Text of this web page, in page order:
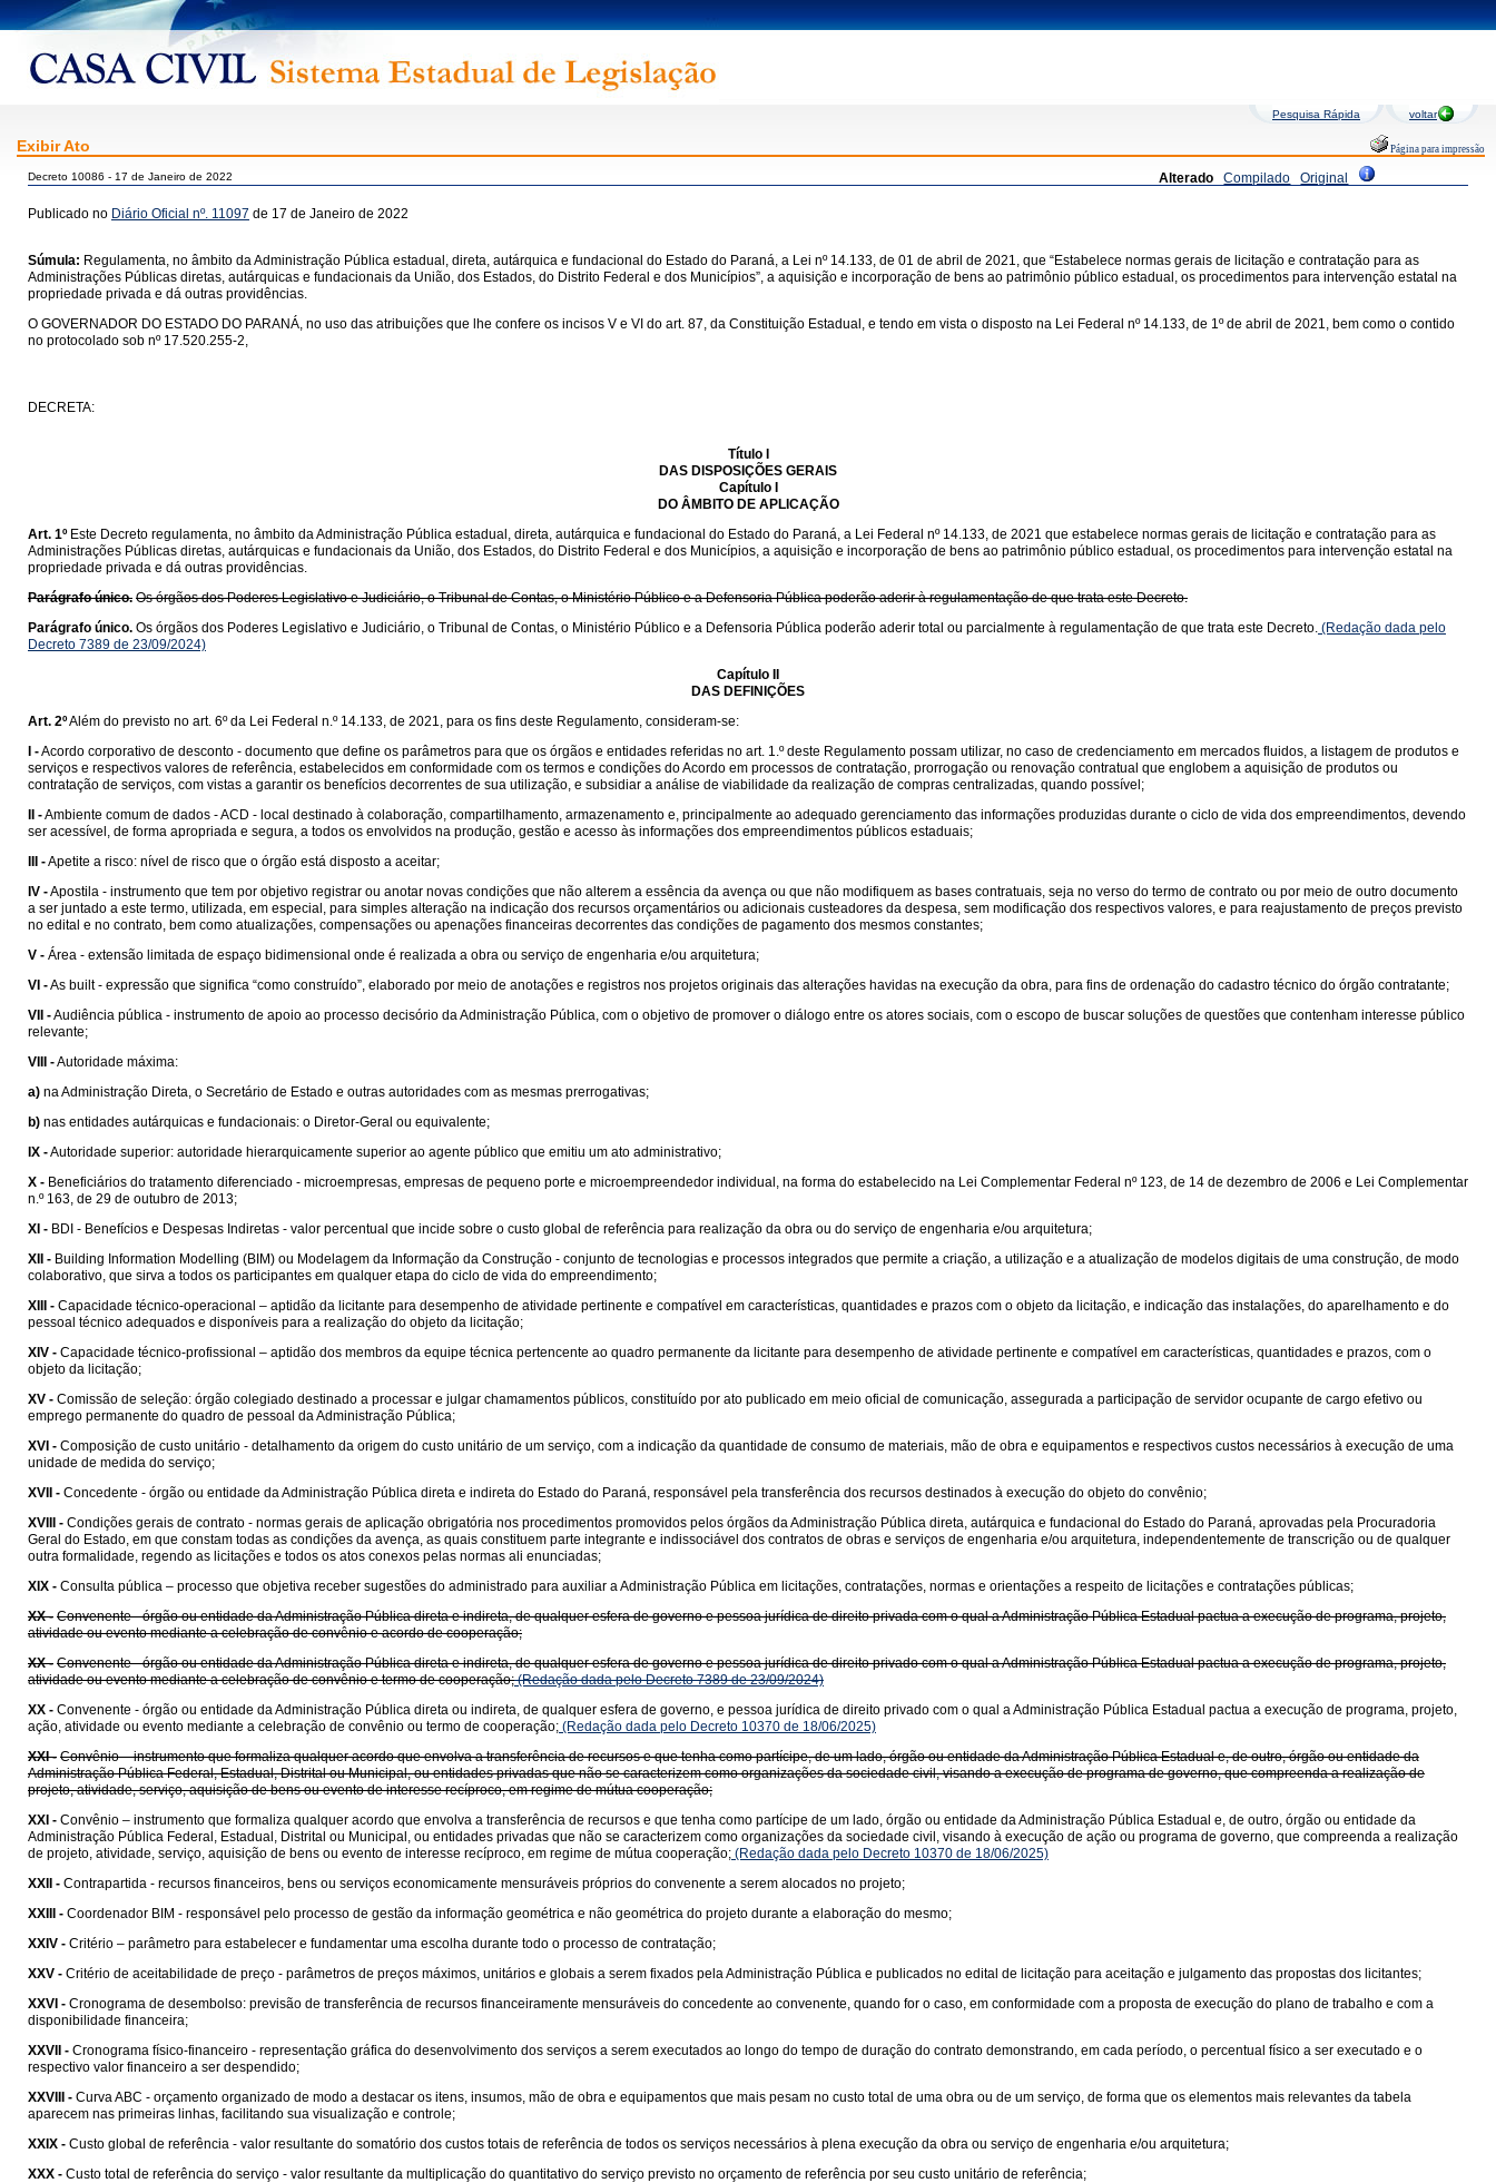
Pesquisa Rápida voltar
Exibir Ato Página para impressão
Alterado Compilado Original
Decreto 10086 - 17 de Janeiro de 2022
Publicado no Diário Oficial nº. 11097 de 17 de Janeiro de 2022
Súmula: Regulamenta, no âmbito da Administração Pública estadual, direta, autárquica e fundacional do Estado do Paraná, a Lei nº 14.133, de 01 de abril de 2021, que “Estabelece normas gerais de licitação e contratação para as
Administrações Públicas diretas, autárquicas e fundacionais da União, dos Estados, do Distrito Federal e dos Municípios”, a aquisição e incorporação de bens ao patrimônio público estadual, os procedimentos para intervenção estatal na
propriedade privada e dá outras providências.
O GOVERNADOR DO ESTADO DO PARANÁ, no uso das atribuições que lhe confere os incisos V e VI do art. 87, da Constituição Estadual, e tendo em vista o disposto na Lei Federal nº 14.133, de 1º de abril de 2021, bem como o contido
no protocolado sob nº 17.520.255-2,
DECRETA:
Título I
DAS DISPOSIÇÕES GERAIS
Capítulo I
DO ÂMBITO DE APLICAÇÃO
Art. 1º Este Decreto regulamenta, no âmbito da Administração Pública estadual, direta, autárquica e fundacional do Estado do Paraná, a Lei Federal nº 14.133, de 2021 que estabelece normas gerais de licitação e contratação para as
Administrações Públicas diretas, autárquicas e fundacionais da União, dos Estados, do Distrito Federal e dos Municípios, a aquisição e incorporação de bens ao patrimônio público estadual, os procedimentos para intervenção estatal na
propriedade privada e dá outras providências.
Parágrafo único. Os órgãos dos Poderes Legislativo e Judiciário, o Tribunal de Contas, o Ministério Público e a Defensoria Pública poderão aderir à regulamentação de que trata este Decreto.
Parágrafo único. Os órgãos dos Poderes Legislativo e Judiciário, o Tribunal de Contas, o Ministério Público e a Defensoria Pública poderão aderir total ou parcialmente à regulamentação de que trata este Decreto. (Redação dada pelo
Decreto 7389 de 23/09/2024)
Capítulo II
DAS DEFINIÇÕES
Art. 2ºAlém do previsto no art. 6º da Lei Federal n.º 14.133, de 2021, para os fins deste Regulamento, consideram-se:
I -Acordo corporativo de desconto - documento que define os parâmetros para que os órgãos e entidades referidas no art. 1.º deste Regulamento possam utilizar, no caso de credenciamento em mercados fluidos, a listagem de produtos e
serviços e respectivos valores de referência, estabelecidos em conformidade com os termos e condições do Acordo em processos de contratação, prorrogação ou renovação contratual que englobem a aquisição de produtos ou
contratação de serviços, com vistas a garantir os benefícios decorrentes de sua utilização, e subsidiar a análise de viabilidade da realização de compras centralizadas, quando possível;
II -Ambiente comum de dados - ACD - local destinado à colaboração, compartilhamento, armazenamento e, principalmente ao adequado gerenciamento das informações produzidas durante o ciclo de vida dos empreendimentos, devendo
ser acessível, de forma apropriada e segura, a todos os envolvidos na produção, gestão e acesso às informações dos empreendimentos públicos estaduais;
III -Apetite a risco: nível de risco que o órgão está disposto a aceitar;
IV -Apostila - instrumento que tem por objetivo registrar ou anotar novas condições que não alterem a essência da avença ou que não modifiquem as bases contratuais, seja no verso do termo de contrato ou por meio de outro documento
a ser juntado a este termo, utilizada, em especial, para simples alteração na indicação dos recursos orçamentários ou adicionais custeadores da despesa, sem modificação dos respectivos valores, e para reajustamento de preços previsto
no edital e no contrato, bem como atualizações, compensações ou apenações financeiras decorrentes das condições de pagamento dos mesmos constantes;
V - Área - extensão limitada de espaço bidimensional onde é realizada a obra ou serviço de engenharia e/ou arquitetura;
VI -As built - expressão que significa “como construído”, elaborado por meio de anotações e registros nos projetos originais das alterações havidas na execução da obra, para fins de ordenação do cadastro técnico do órgão contratante;
VII -Audiência pública - instrumento de apoio ao processo decisório da Administração Pública, com o objetivo de promover o diálogo entre os atores sociais, com o escopo de buscar soluções de questões que contenham interesse público
relevante;
VIII -Autoridade máxima:
a) na Administração Direta, o Secretário de Estado e outras autoridades com as mesmas prerrogativas;
b) nas entidades autárquicas e fundacionais: o Diretor-Geral ou equivalente;
IX -Autoridade superior: autoridade hierarquicamente superior ao agente público que emitiu um ato administrativo;
X - Beneficiários do tratamento diferenciado - microempresas, empresas de pequeno porte e microempreendedor individual, na forma do estabelecido na Lei Complementar Federal nº 123, de 14 de dezembro de 2006 e Lei Complementar
n.º 163, de 29 de outubro de 2013;
XI - BDI - Benefícios e Despesas Indiretas - valor percentual que incide sobre o custo global de referência para realização da obra ou do serviço de engenharia e/ou arquitetura;
XII - Building Information Modelling (BIM) ou Modelagem da Informação da Construção - conjunto de tecnologias e processos integrados que permite a criação, a utilização e a atualização de modelos digitais de uma construção, de modo
colaborativo, que sirva a todos os participantes em qualquer etapa do ciclo de vida do empreendimento;
XIII - Capacidade técnico-operacional – aptidão da licitante para desempenho de atividade pertinente e compatível em características, quantidades e prazos com o objeto da licitação, e indicação das instalações, do aparelhamento e do
pessoal técnico adequados e disponíveis para a realização do objeto da licitação;
XIV - Capacidade técnico-profissional – aptidão dos membros da equipe técnica pertencente ao quadro permanente da licitante para desempenho de atividade pertinente e compatível em características, quantidades e prazos, com o
objeto da licitação;
XV - Comissão de seleção: órgão colegiado destinado a processar e julgar chamamentos públicos, constituído por ato publicado em meio oficial de comunicação, assegurada a participação de servidor ocupante de cargo efetivo ou
emprego permanente do quadro de pessoal da Administração Pública;
XVI - Composição de custo unitário - detalhamento da origem do custo unitário de um serviço, com a indicação da quantidade de consumo de materiais, mão de obra e equipamentos e respectivos custos necessários à execução de uma
unidade de medida do serviço;
XVII - Concedente - órgão ou entidade da Administração Pública direta e indireta do Estado do Paraná, responsável pela transferência dos recursos destinados à execução do objeto do convênio;
XVIII - Condições gerais de contrato - normas gerais de aplicação obrigatória nos procedimentos promovidos pelos órgãos da Administração Pública direta, autárquica e fundacional do Estado do Paraná, aprovadas pela Procuradoria
Geral do Estado, em que constam todas as condições da avença, as quais constituem parte integrante e indissociável dos contratos de obras e serviços de engenharia e/ou arquitetura, independentemente de transcrição ou de qualquer
outra formalidade, regendo as licitações e todos os atos conexos pelas normas ali enunciadas;
XIX - Consulta pública – processo que objetiva receber sugestões do administrado para auxiliar a Administração Pública em licitações, contratações, normas e orientações a respeito de licitações e contratações públicas;
XX - Convenente - órgão ou entidade da Administração Pública direta e indireta, de qualquer esfera de governo e pessoa jurídica de direito privada com o qual a Administração Pública Estadual pactua a execução de programa, projeto,
atividade ou evento mediante a celebração de convênio e acordo de cooperação;
XX - Convenente - órgão ou entidade da Administração Pública direta e indireta, de qualquer esfera de governo e pessoa jurídica de direito privado com o qual a Administração Pública Estadual pactua a execução de programa, projeto,
atividade ou evento mediante a celebração de convênio e termo de cooperação;(Redação dada pelo Decreto 7389 de 23/09/2024)
XX - Convenente - órgão ou entidade da Administração Pública direta ou indireta, de qualquer esfera de governo, e pessoa jurídica de direito privado com o qual a Administração Pública Estadual pactua a execução de programa, projeto,
ação, atividade ou evento mediante a celebração de convênio ou termo de cooperação; (Redação dada pelo Decreto 10370 de 18/06/2025)
XXI - Convênio – instrumento que formaliza qualquer acordo que envolva a transferência de recursos e que tenha como partícipe, de um lado, órgão ou entidade da Administração Pública Estadual e, de outro, órgão ou entidade da
Administração Pública Federal, Estadual, Distrital ou Municipal, ou entidades privadas que não se caracterizem como organizações da sociedade civil, visando a execução de programa de governo, que compreenda a realização de
projeto, atividade, serviço, aquisição de bens ou evento de interesse recíproco, em regime de mútua cooperação;
XXI - Convênio – instrumento que formaliza qualquer acordo que envolva a transferência de recursos e que tenha como partícipe de um lado, órgão ou entidade da Administração Pública Estadual e, de outro, órgão ou entidade da
Administração Pública Federal, Estadual, Distrital ou Municipal, ou entidades privadas que não se caracterizem como organizações da sociedade civil, visando à execução de ação ou programa de governo, que compreenda a realização
de projeto, atividade, serviço, aquisição de bens ou evento de interesse recíproco, em regime de mútua cooperação; (Redação dada pelo Decreto 10370 de 18/06/2025)
XXII - Contrapartida - recursos financeiros, bens ou serviços economicamente mensuráveis próprios do convenente a serem alocados no projeto;
XXIII - Coordenador BIM - responsável pelo processo de gestão da informação geométrica e não geométrica do projeto durante a elaboração do mesmo;
XXIV - Critério – parâmetro para estabelecer e fundamentar uma escolha durante todo o processo de contratação;
XXV - Critério de aceitabilidade de preço - parâmetros de preços máximos, unitários e globais a serem fixados pela Administração Pública e publicados no edital de licitação para aceitação e julgamento das propostas dos licitantes;
XXVI - Cronograma de desembolso: previsão de transferência de recursos financeiramente mensuráveis do concedente ao convenente, quando for o caso, em conformidade com a proposta de execução do plano de trabalho e com a
disponibilidade financeira;
XXVII - Cronograma físico-financeiro - representação gráfica do desenvolvimento dos serviços a serem executados ao longo do tempo de duração do contrato demonstrando, em cada período, o percentual físico a ser executado e o
respectivo valor financeiro a ser despendido;
XXVIII - Curva ABC - orçamento organizado de modo a destacar os itens, insumos, mão de obra e equipamentos que mais pesam no custo total de uma obra ou de um serviço, de forma que os elementos mais relevantes da tabela
aparecem nas primeiras linhas, facilitando sua visualização e controle;
XXIX - Custo global de referência - valor resultante do somatório dos custos totais de referência de todos os serviços necessários à plena execução da obra ou serviço de engenharia e/ou arquitetura;
XXX - Custo total de referência do serviço - valor resultante da multiplicação do quantitativo do serviço previsto no orçamento de referência por seu custo unitário de referência;